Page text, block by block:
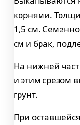
корнями.
1,5 см.
см и брак,
На нижней
и этим срезом
грунт.
При